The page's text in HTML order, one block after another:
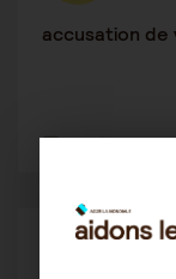
accusation de
3 39
Maintien à domicile